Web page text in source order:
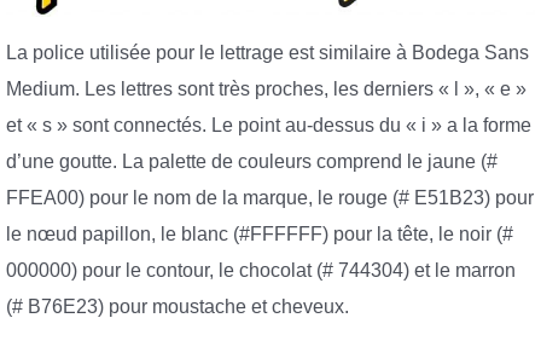
La police utilisée pour le lettrage est similaire à Bodega Sans
Medium. Les lettres sont très proches, les derniers « l », « e »
et « s » sont connectés. Le point au-dessus du « i » a la forme
d’une goutte. La palette de couleurs comprend le jaune (#
FFEA00) pour le nom de la marque, le rouge (# E51B23) pour
le nœud papillon, le blanc (#FFFFFF) pour la tête, le noir (#
000000) pour le contour, le chocolat (# 744304) et le marron
(# B76E23) pour moustache et cheveux.